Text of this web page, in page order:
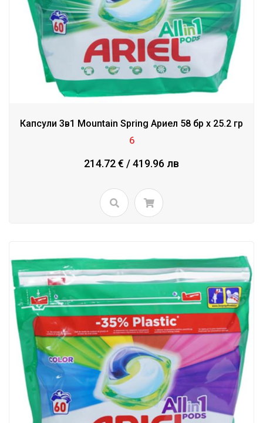
Капсули 3в1 Mountain Spring Ариел 58 бр х 25.2 гр
6
214.72 € / 419.96 лв